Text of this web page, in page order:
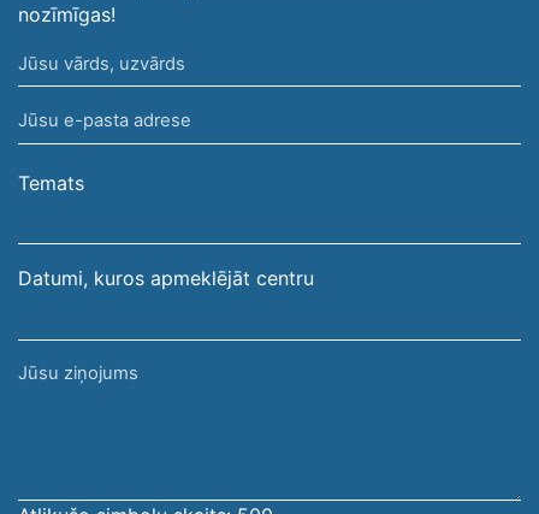
nozīmīgas!
Jūsu
vārds,
uzvārds
Jūsu
e-
pasta
Temats
Datumi, kuros apmeklējāt centru
Jūsu